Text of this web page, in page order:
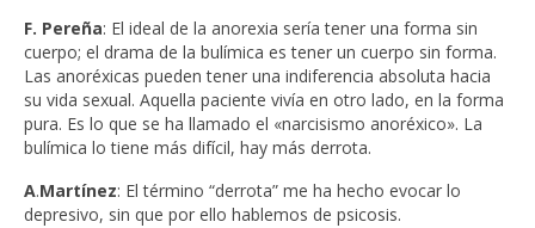
F. Pereña: El ideal de la anorexia sería tener una forma sin
cuerpo; el drama de la bulímica es tener un cuerpo sin forma.
Las anoréxicas pueden tener una indiferencia absoluta hacia
su vida sexual. Aquella paciente vivía en otro lado, en la forma
pura. Es lo que se ha llamado el «narcisismo anoréxico». La
bulímica lo tiene más difícil, hay más derrota.
A.Martínez: El término “derrota” me ha hecho evocar lo
depresivo, sin que por ello hablemos de psicosis.